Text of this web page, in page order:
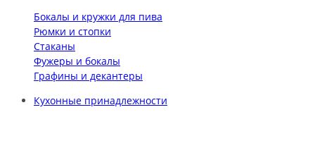
Бокалы и кружки для пива
Рюмки и стопки
Стаканы
Фужеры и бокалы
Графины и декантеры
Кухонные принадлежности